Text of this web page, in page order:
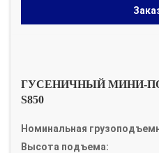
ГУСЕНИЧНЫЙ МИНИ-
S850
Номинальная
Высота подъема: